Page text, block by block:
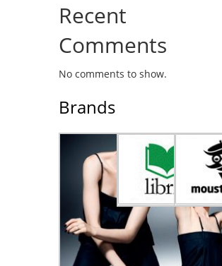
Recent
Comments
No comments to show.
Brands